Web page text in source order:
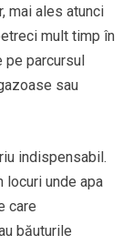
mai ales atunci
mult timp în
pe parcursul
sau
indispensabil.
locuri unde apa
care
băuturile